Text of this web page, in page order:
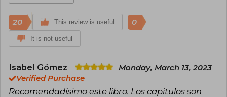
20 This review is useful 0
It is not useful
Isabel Gómez
Monday, March 13, 2023
Verified Purchase
Recomendadísimo este libro. Los capítulos son